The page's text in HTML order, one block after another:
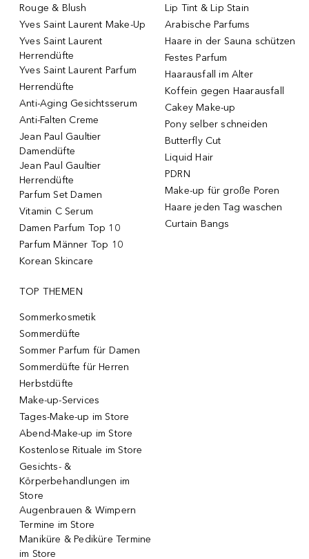
Rouge & Blush
Yves Saint Laurent Make-Up
Yves Saint Laurent
Herrendüfte
Yves Saint Laurent Parfum
Herrendüfte
Anti-Aging Gesichtsserum
Anti-Falten Creme
Jean Paul Gaultier
Damendüfte
Jean Paul Gaultier
Herrendüfte
Parfum Set Damen
Vitamin C Serum
Damen Parfum Top 10
Parfum Männer Top 10
Korean Skincare
Lip Tint & Lip Stain
Arabische Parfums
Haare in der Sauna schützen
Festes Parfum
Haarausfall im Alter
Koffein gegen Haarausfall
Cakey Make-up
Pony selber schneiden
Butterfly Cut
Liquid Hair
PDRN
Make-up für große Poren
Haare jeden Tag waschen
Curtain Bangs
TOP THEMEN
Sommerkosmetik
Sommerdüfte
Sommer Parfum für Damen
Sommerdüfte für Herren
Herbstdüfte
Make-up-Services
Tages-Make-up im Store
Abend-Make-up im Store
Kostenlose Rituale im Store
Gesichts- &
Körperbehandlungen im
Store
Augenbrauen & Wimpern
Termine im Store
Maniküre & Pediküre Termine
im Store